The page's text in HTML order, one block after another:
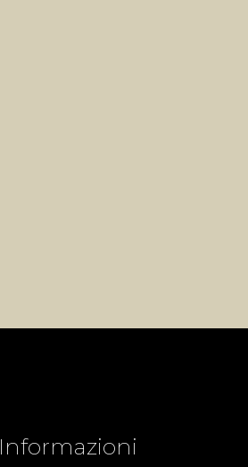
Informazioni